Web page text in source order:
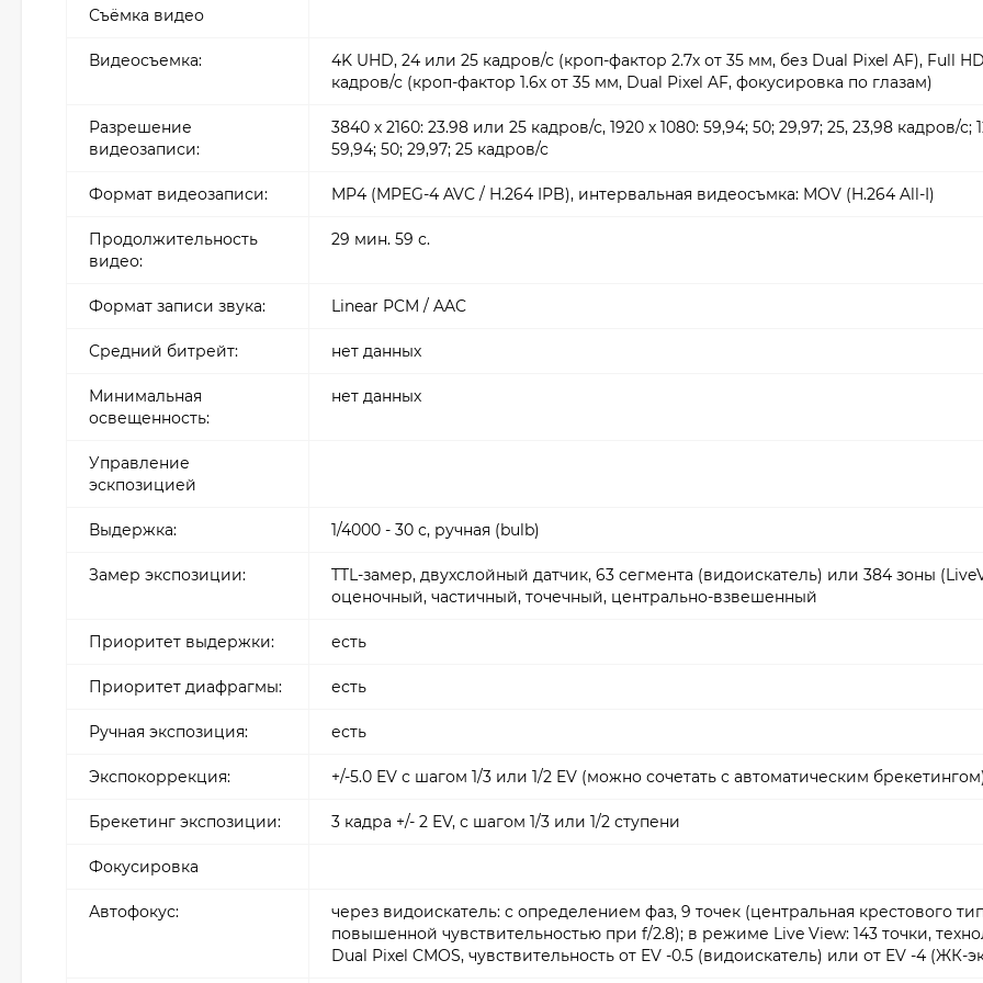
Съёмка видео
Видеосъемка:
4K UHD, 24 или 25 кадров/с (кроп-фактор 2.7х от 35 мм, без Dual Pixel AF), Full
кадров/с (кроп-фактор 1.6х от 35 мм, Dual Pixel AF, фокусировка по глазам)
Разрешение
видеозаписи:
3840 х 2160: 23.98 или 25 кадров/с, 1920 x 1080: 59,94; 50; 29,97; 25, 23,98 кадров/с;
59,94; 50; 29,97; 25 кадров/с
Формат видеозаписи: MP4 (MPEG-4 AVC / H.264 IPB), интервальная видеосъмка: MOV (H.264 All-I)
Продолжительность
видео:
29 мин. 59 с.
Формат записи звука: Linear PCM / AAC
Средний битрейт: нет данных
Минимальная
освещенность:
нет данных
Управление
эскпозицией
Выдержка: 1/4000 - 30 с, ручная (bulb)
Замер экспозиции:
TTL-замер, двухслойный датчик, 63 сегмента (видоискатель) или 384 зоны
оценочный, частичный, точечный, центрально-взвешенный
Приоритет выдержки: есть
Приоритет диафрагмы: есть
Ручная экспозиция: есть
Экспокоррекция: +/-5.0 EV с шагом 1/3 или 1/2 EV (можно сочетать с автоматическим
Брекетинг экспозиции: 3 кадра +/- 2 EV, с шагом 1/3 или 1/2 ступени
Фокусировка
Автофокус:
через видоискатель: с определением фаз, 9 точек (центральная крестового
повышенной чувствительностью при f/2.8); в режиме Live View: 143 точки,
Dual Pixel CMOS, чувствительность от EV -0.5 (видоискатель) или от EV -4 (ЖК-